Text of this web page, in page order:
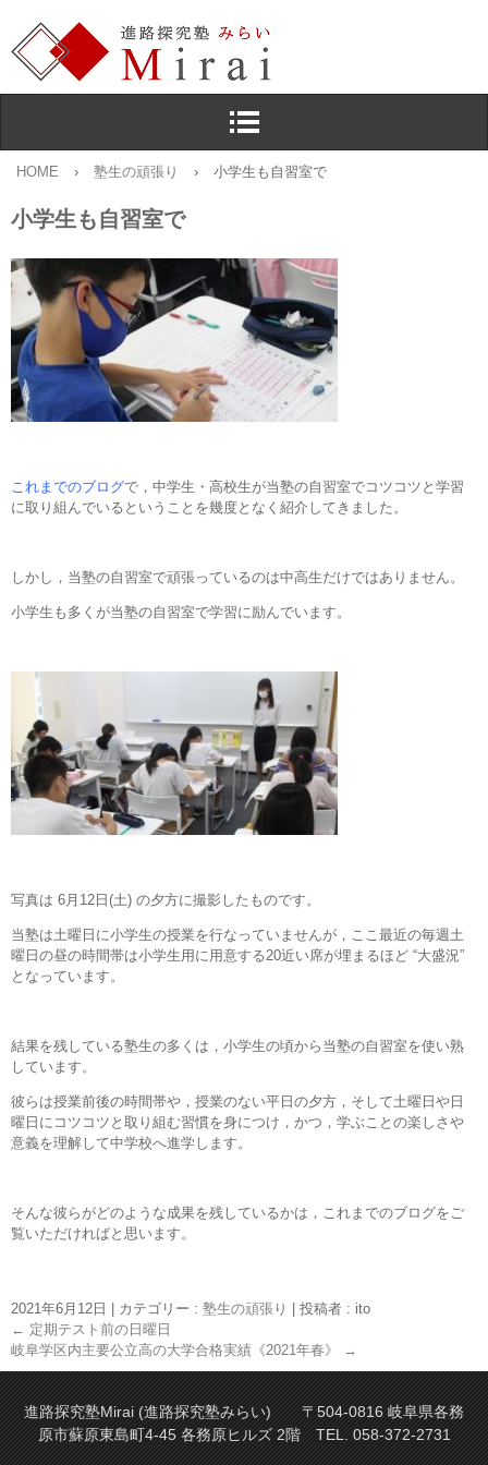
HOME › 塾生の頑張り › 小学生も自習室で
小学生も自習室で
これまでのブログで，中学生・高校生が当塾の自習室でコツコツと学習
に取り組んでいるということを幾度となく紹介してきました。
しかし，当塾の自習室で頑張っているのは中高生だけではありません。
小学生も多くが当塾の自習室で学習に励んでいます。
写真は 6月12日(土) の夕方に撮影したものです。
当塾は土曜日に小学生の授業を行なっていませんが，ここ最近の毎週土
曜日の昼の時間帯は小学生用に用意する20近い席が埋まるほど “大盛況”
となっています。
結果を残している塾生の多くは，小学生の頃から当塾の自習室を使い熟
しています。
彼らは授業前後の時間帯や，授業のない平日の夕方，そして土曜日や日
曜日にコツコツと取り組む習慣を身につけ，かつ，学ぶことの楽しさや
意義を理解して中学校へ進学します。
そんな彼らがどのような成果を残しているかは，これまでのブログをご
覧いただければと思います。
2021年6月12日 カテゴリー : 塾生の頑張り
投稿者 : ito
← 定期テスト前の日曜日
岐阜学区内主要公立高の大学合格実績《2021年春》
→
進路探究塾Mirai (進路探究塾みらい) 〒504-0816 岐阜県各務
原市蘇原東島町4-45 各務原ヒルズ 2階 TEL. 058-372-2731